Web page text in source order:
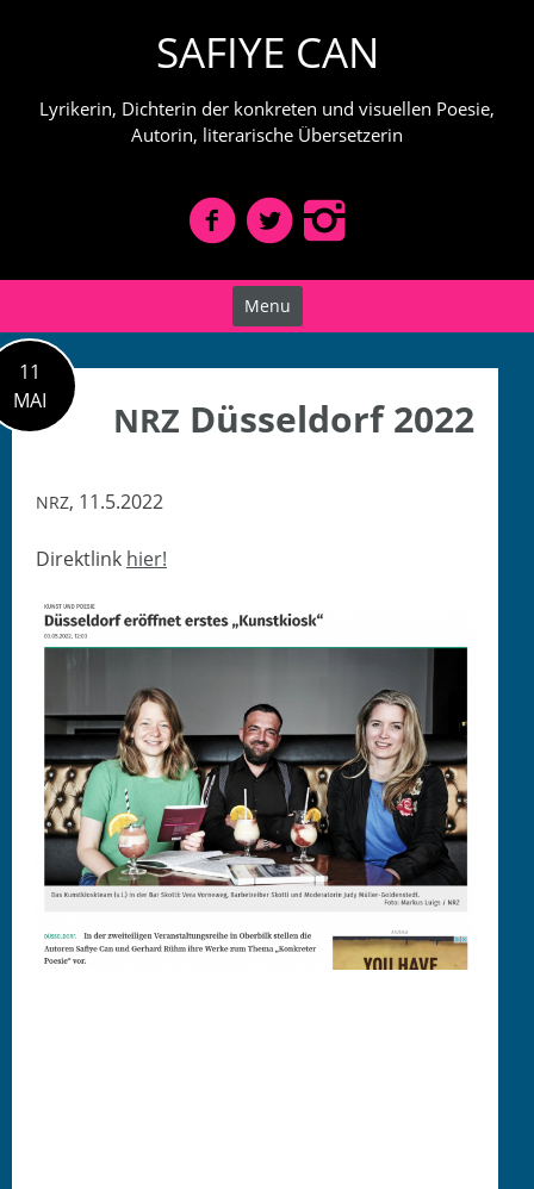
SAFIYE CAN
Lyrikerin, Dichterin der konkreten und visuellen Poesie,
Autorin, literarische Übersetzerin
Menu
11
MAI
NRZ Düsseldorf 2022
NRZ, 11.5.2022
Direk­tlink hier!